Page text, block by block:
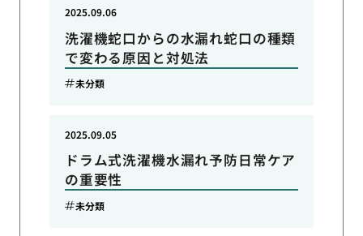
洗濯機蛇口からの水漏れ蛇口の種類
で変わる原因と対処法
2025.09.06
未分類
ドラム式洗濯機水漏れ予防日常ケア
の重要性
2025.09.05
未分類